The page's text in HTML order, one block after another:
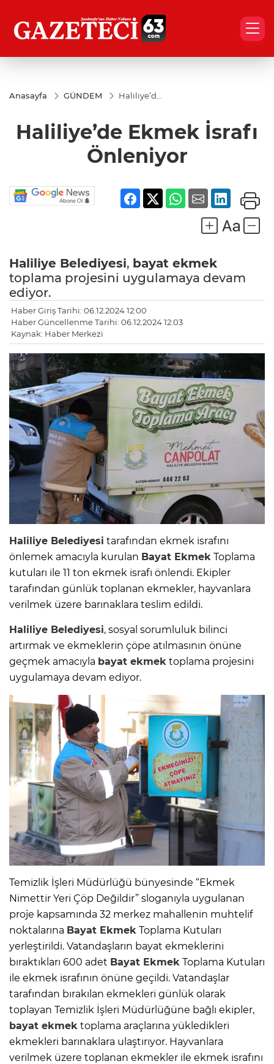
Anasayfa GÜNDEM
Haliliye’de
Önleniyor
Haliliye’de Ekmek İsrafı
Önleniyor
Haliliye Belediyesi, bayat ekmek
toplama projesini uygulamaya devam
ediyor.
Haber Giriş Tarihi: 06.12.2024 12:00
Haber Güncellenme Tarihi: 06.12.2024 12:03
Kaynak: Haber Merkezi
Haliliye Belediyesi tarafından ekmek israfını
önlemek amacıyla kurulan Bayat Ekmek Toplama
kutuları ile 11 ton ekmek israfı önlendi. Ekipler
tarafından günlük toplanan ekmekler, hayvanlara
verilmek üzere barınaklara teslim edildi.
Haliliye Belediyesi, sosyal sorumluluk bilinci
artırmak ve ekmeklerin çöpe atılmasının önüne
geçmek amacıyla bayat ekmek toplama projesini
uygulamaya devam ediyor.
Temizlik İşleri Müdürlüğü bünyesinde “Ekmek
Nimettir Yeri Çöp Değildir” sloganıyla uygulanan
proje kapsamında 32 merkez mahallenin muhtelif
noktalarına Bayat Ekmek Toplama Kutuları
yerleştirildi. Vatandaşların bayat ekmeklerini
bıraktıkları 600 adet Bayat Ekmek Toplama Kutuları
ile ekmek israfının önüne geçildi. Vatandaşlar
tarafından bırakılan ekmekleri günlük olarak
toplayan Temizlik İşleri Müdürlüğüne bağlı ekipler,
bayat ekmek toplama araçlarına yükledikleri
ekmekleri barınaklara ulaştırıyor. Hayvanlara
verilmek üzere toplanan ekmekler ile ekmek israfını